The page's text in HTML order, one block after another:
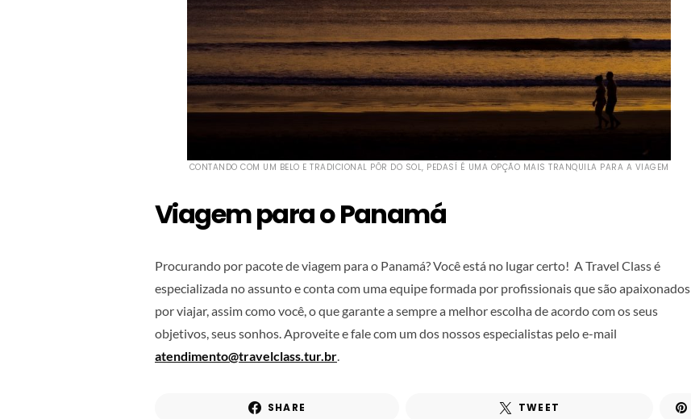
CONTANDO COM UM BELO E TRADICIONAL PÔR DO SOL, PEDASÍ É UMA OPÇÃO MAIS TRANQUILA PARA A VIAGEM
Viagem para o Panamá
Procurando por pacote de viagem para o Panamá? Você está no lugar certo! A Travel Class é
especializada no assunto e conta com uma equipe formada por profissionais que são apaixonados
por viajar, assim como você, o que garante a sempre a melhor escolha de acordo com os seus
objetivos, seus sonhos. Aproveite e fale com um dos nossos especialistas pelo e-mail
atendimento@travelclass.tur.br.
SHARE TWEET